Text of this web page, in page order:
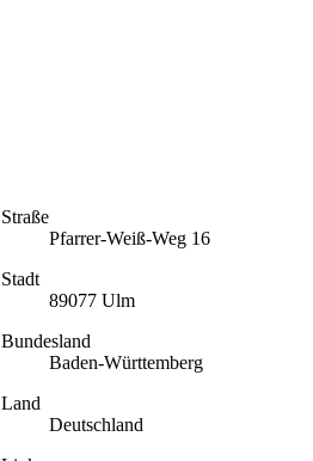
Straße
Pfarrer-Weiß-Weg 16
Stadt
89077 Ulm
Bundesland
Baden-Württemberg
Land
Deutschland